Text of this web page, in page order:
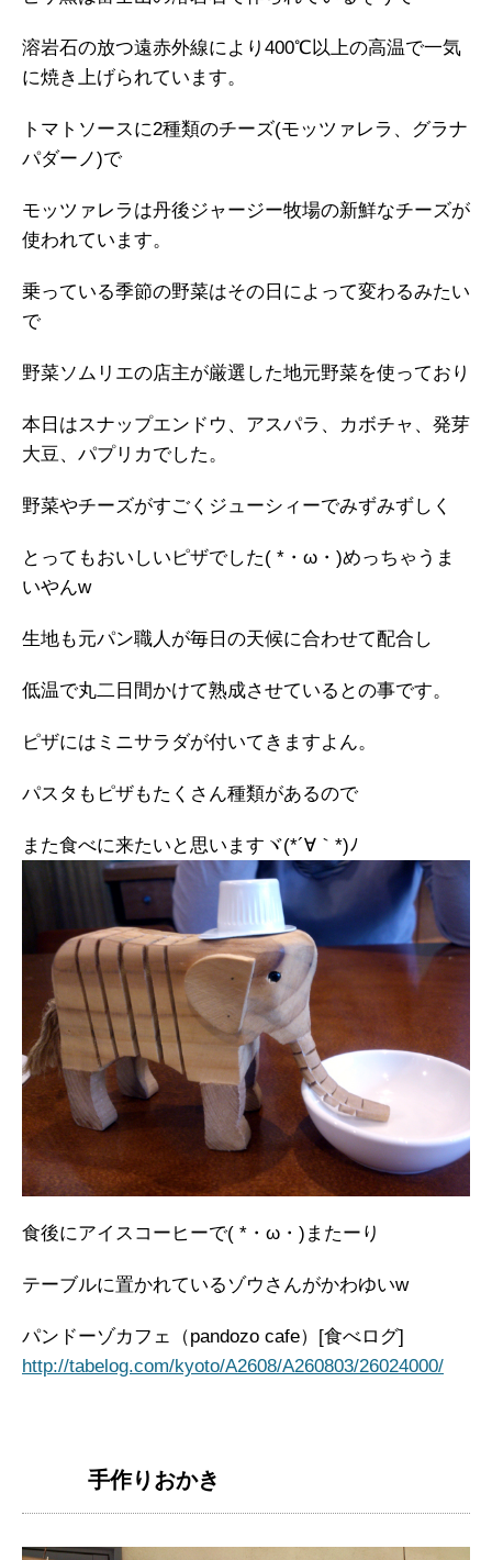
溶岩石の放つ遠赤外線により400℃以上の高温で一気
に焼き上げられています。
トマトソースに2種類のチーズ(モッツァレラ、グラナ
パダーノ)で
モッツァレラは丹後ジャージー牧場の新鮮なチーズが
使われています。
乗っている季節の野菜はその日によって変わるみたい
で
野菜ソムリエの店主が厳選した地元野菜を使っており
本日はスナップエンドウ、アスパラ、カボチャ、発芽
大豆、パプリカでした。
野菜やチーズがすごくジューシィーでみずみずしく
とってもおいしいピザでした( *・ω・)めっちゃうま
いやんw
生地も元パン職人が毎日の天候に合わせて配合し
低温で丸二日間かけて熟成させているとの事です。
ピザにはミニサラダが付いてきますよん。
パスタもピザもたくさん種類があるので
また食べに来たいと思いますヾ(*´∀｀*)ﾉ
食後にアイスコーヒーで( *・ω・)またーり
テーブルに置かれているゾウさんがかわゆいw
パンドーゾカフェ（pandozo cafe）[食べログ]
http://tabelog.com/kyoto/A2608/A260803/26024000/
手作りおかき